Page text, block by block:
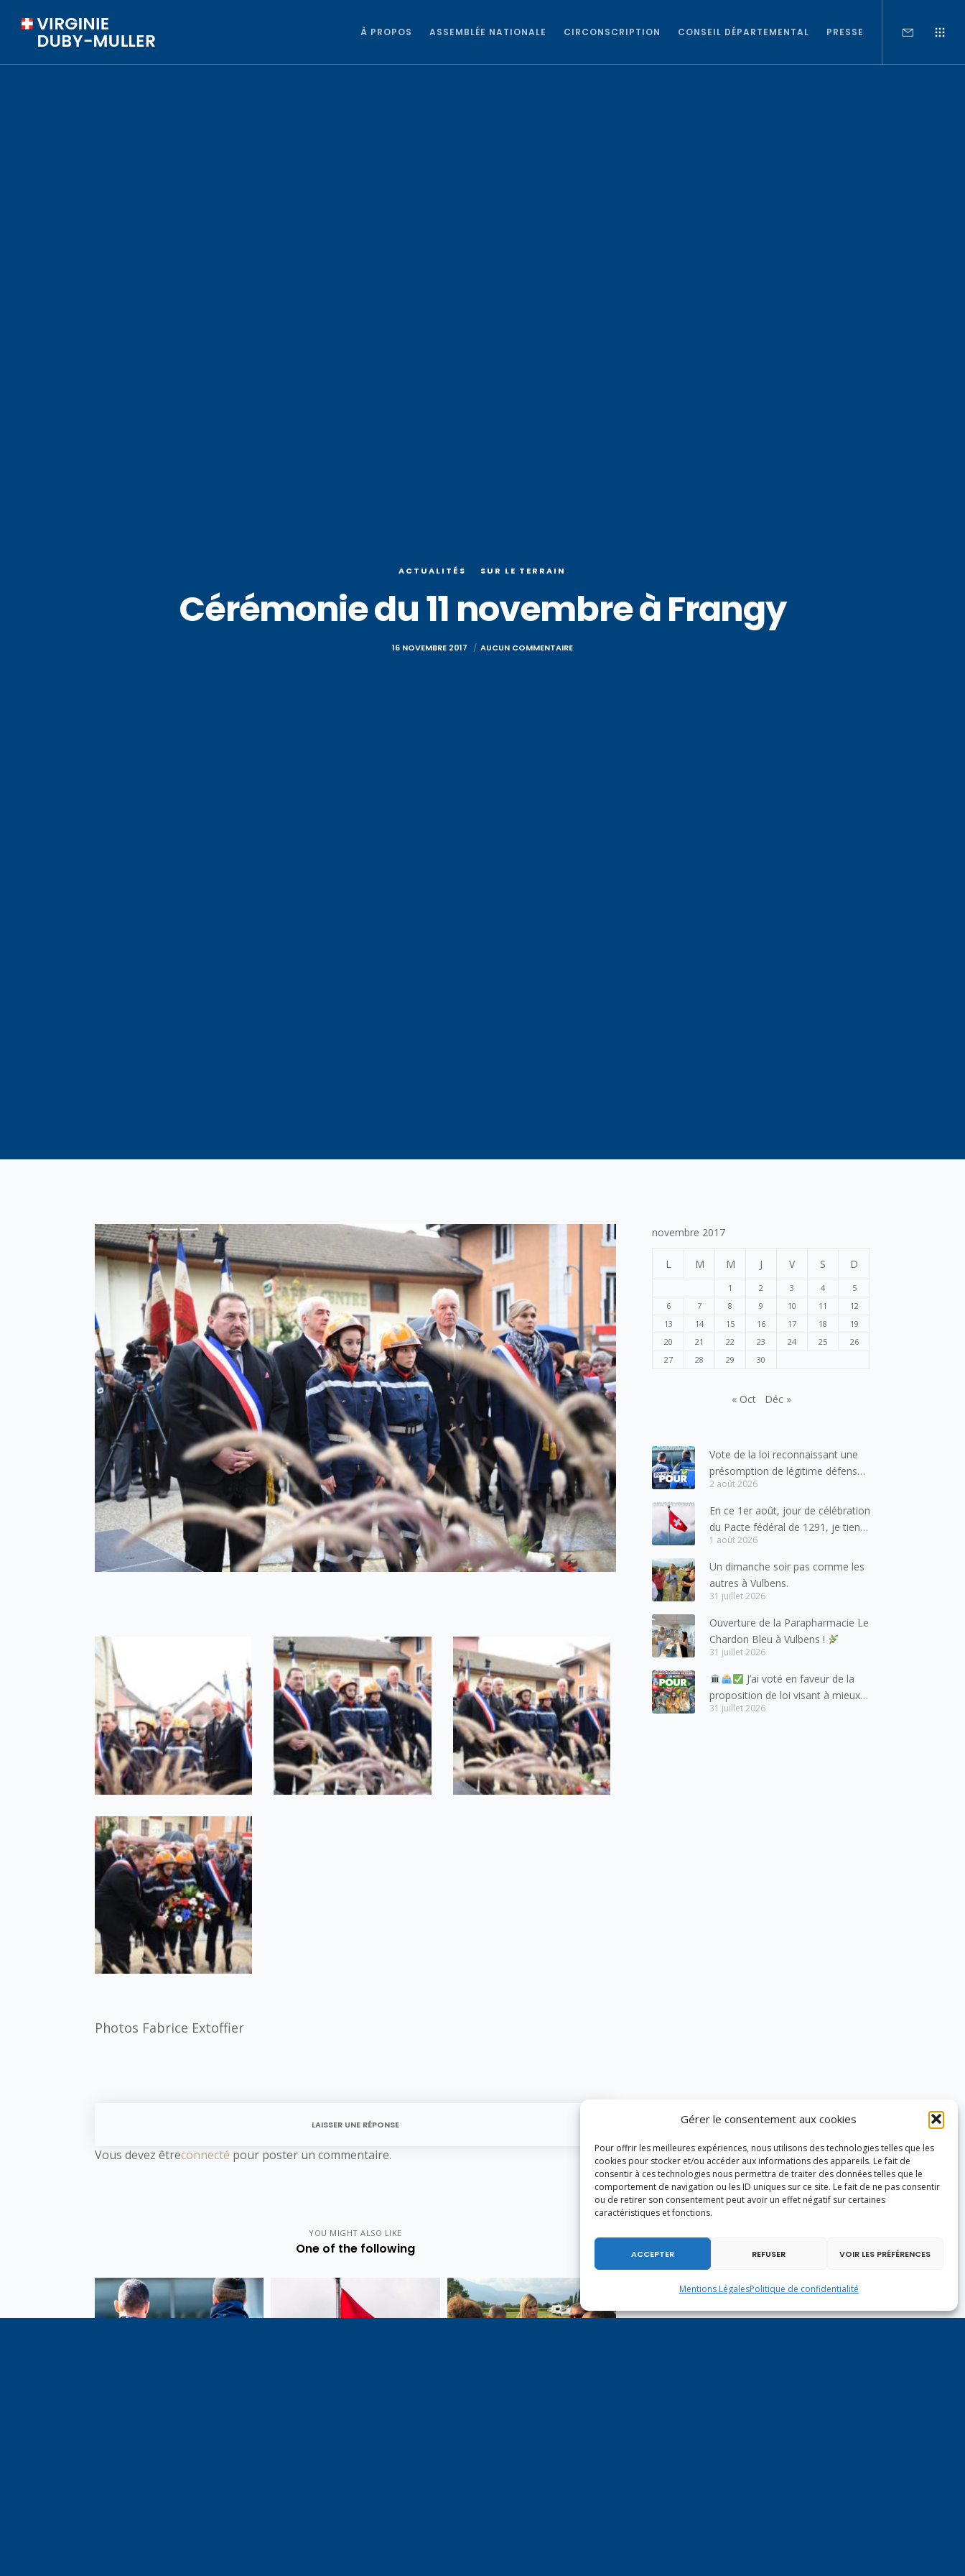
Gérer le consentement aux cookies
Pour offrir les meilleures expériences, nous utilisons des technologies telles que les
cookies pour stocker et/ou accéder aux informations des appareils. Le fait de
consentir à ces technologies nous permettra de traiter des données telles que le
comportement de navigation ou les ID uniques sur ce site. Le fait de ne pas consentir
ou de retirer son consentement peut avoir un effet négatif sur certaines
caractéristiques et fonctions.
ACCEPTER REFUSER VOIR LES PRÉFÉRENCES
Mentions LégalesPolitique de confidentialité
À PROPOS ASSEMBLÉE NATIONALE CIRCONSCRIPTION CONSEIL DÉPARTEMENTAL PRESSE
ACTUALITÉS SUR LE TERRAIN
Cérémonie du 11 novembre à Frangy
16 NOVEMBRE 2017 AUCUN COMMENTAIRE
Photos Fabrice Extoffier
LAISSER UNE RÉPONSE
Vous devez êtreconnecté pour poster un commentaire.
YOU MIGHT ALSO LIKE
One of the following
novembre 2017
L M M J V S D
1 2 3 4
5
6
7 8 9 10 11
12
13
14 15 16 17 18
19
20
21 22 23 24 25
26
27
28 29 30
« Oct Déc »
Vote de la loi reconnaissant une
présomption de légitime défense
pour les forces de l’ordre
2 août 2026
En ce 1er août, jour de célébration
du Pacte fédéral de 1291, je tiens
à adresser mes meilleures
salutations à nos voisins et amis
suisses, et plus particulièrement
aux habitants du bassin genevois
lesquels la Haute-Savoie
entretient des liens étroits et
quotidiens.
1 août 2026
Un dimanche soir pas comme les
autres à Vulbens.
31 juillet 2026
Ouverture de la Parapharmacie Le
Chardon Bleu à Vulbens !
31 juillet 2026
J’ai voté en faveur de la
proposition de loi visant à mieux
protéger les mineurs des risques
31 juillet 2026